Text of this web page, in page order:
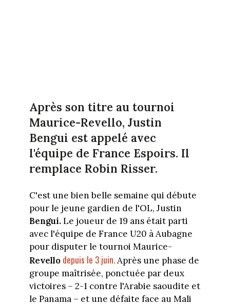
Après son titre au tournoi
Maurice-Revello, Justin
Bengui est appelé avec
l'équipe de France Espoirs. Il
remplace Robin Risser.
C'est une bien belle semaine qui débute
pour le jeune gardien de l'OL, Justin
Bengui.Le joueur de 19 ans était parti
avec l'équipe de France U20 à Aubagne
pour disputer le tournoi Maurice-
Revello depuis le 3 juin.Après une phase de
groupe maîtrisée, ponctuée par deux
victoires – 2-1 contre l'Arabie saoudite et
le Panama – et une défaite face au Mali